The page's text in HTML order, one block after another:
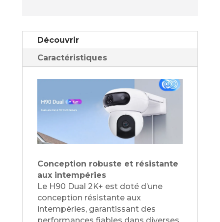
Découvrir
Caractéristiques
Conception robuste et résistante
aux intempéries
Le H90 Dual 2K+ est doté d’une
conception résistante aux
intempéries, garantissant des